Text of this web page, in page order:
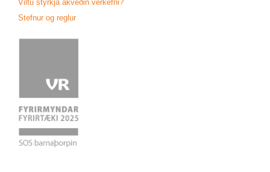
Viltu styrkja ákveð­in verk­efni?
Stefn­ur og regl­ur